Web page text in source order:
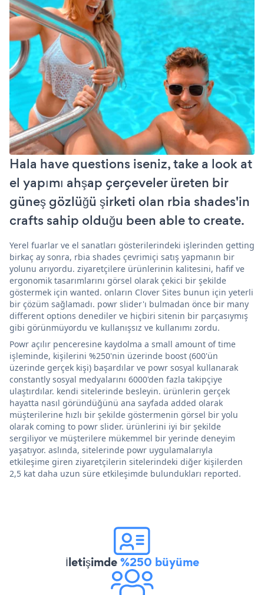
Hala have questions iseniz, take a look at
el yapımı ahşap çerçeveler üreten bir
güneş gözlüğü şirketi olan rbia shades'in
crafts sahip olduğu been able to create.
Yerel fuarlar ve el sanatları gösterilerindeki işlerinden getting
birkaç ay sonra, rbia shades çevrimiçi satış yapmanın bir
yolunu arıyordu. ziyaretçilere ürünlerinin kalitesini, hafif ve
ergonomik tasarımlarını görsel olarak çekici bir şekilde
göstermek için wanted. onların Clover Sites bunun için yeterli
bir çözüm sağlamadı. powr slider'ı bulmadan önce bir many
different options denediler ve hiçbiri sitenin bir parçasıymış
gibi görünmüyordu ve kullanışsız ve kullanımı zordu.
Powr açılır penceresine kaydolma a small amount of time
işleminde, kişilerini %250'nin üzerinde boost (600'ün
üzerinde gerçek kişi) başardılar ve powr sosyal kullanarak
constantly sosyal medyalarını 6000'den fazla takipçiye
ulaştırdılar. kendi sitelerinde besleyin. ürünlerin gerçek
hayatta nasıl göründüğünü ana sayfada added olarak
müşterilerine hızlı bir şekilde göstermenin görsel bir yolu
olarak coming to powr slider. ürünlerini iyi bir şekilde
sergiliyor ve müşterilere mükemmel bir yerinde deneyim
yaşatıyor. aslında, sitelerinde powr uygulamalarıyla
etkileşime giren ziyaretçilerin sitelerindeki diğer kişilerden
2,5 kat daha uzun süre etkileşimde bulundukları reported.
İletişimde%250 büyüme